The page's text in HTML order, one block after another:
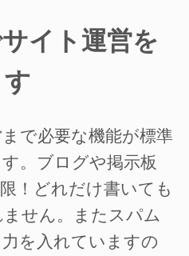
イト運営を
で必要な機能が標準
。ブログや掲示板
！どれだけ書いても
せん。またスパム
を入れていますの